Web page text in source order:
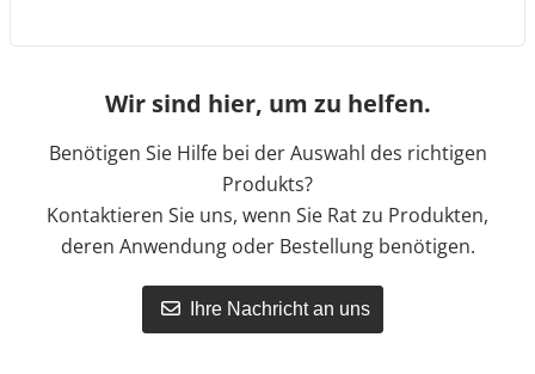
Wir sind hier, um zu helfen.
Benötigen Sie Hilfe bei der Auswahl des richtigen
Produkts?
Kontaktieren Sie uns, wenn Sie Rat zu Produkten,
deren Anwendung oder Bestellung benötigen.
Ihre Nachricht an uns